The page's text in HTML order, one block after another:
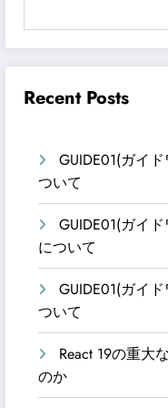
Recent Posts
GUIDE01(ガイ
ついて
GUIDE01(ガイ
について
GUIDE01(ガイ
ついて
React 19の重大
のか